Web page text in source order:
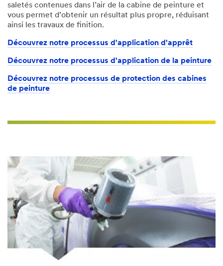
saletés contenues dans l’air de la cabine de peinture et
vous permet d’obtenir un résultat plus propre, réduisant
ainsi les travaux de finition.
Découvrez notre processus d'application d'apprêt
Découvrez notre processus d'application de la peinture
Découvrez notre processus de protection des cabines
de peinture